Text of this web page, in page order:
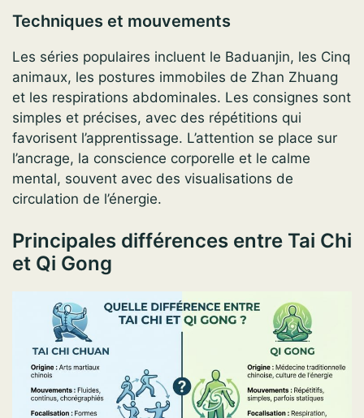
Techniques et mouvements
Les séries populaires incluent le Baduanjin, les Cinq
animaux, les postures immobiles de Zhan Zhuang
et les respirations abdominales. Les consignes sont
simples et précises, avec des répétitions qui
favorisent l’apprentissage. L’attention se place sur
l’ancrage, la conscience corporelle et le calme
mental, souvent avec des visualisations de
circulation de l’énergie.
Principales différences entre Tai Chi
et Qi Gong